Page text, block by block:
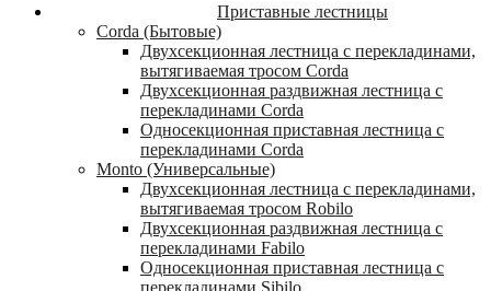
Приставные лестницы
Corda (Бытовые)
Двухсекционная лестница с перекладинами,
вытягиваемая тросом Corda
Двухсекционная раздвижная лестница с
перекладинами Corda
Односекционная приставная лестница с
перекладинами Corda
Monto (Универсальные)
Двухсекционная лестница с перекладинами,
вытягиваемая тросом Robilo
Двухсекционная раздвижная лестница с
перекладинами Fabilo
Односекционная приставная лестница с
перекладинами Sibilo